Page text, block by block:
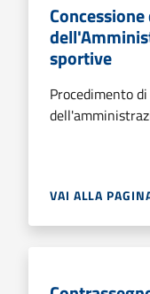
sportive
Procedimento
VAI ALLA